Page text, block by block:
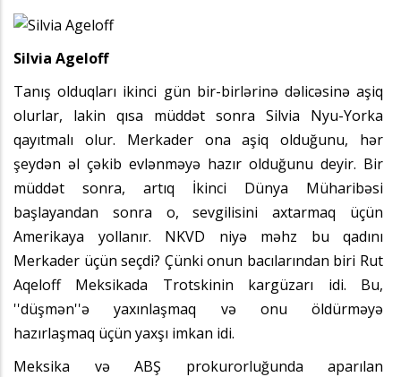
Silvia Ageloff
Tanış olduqları ikinci gün bir-birlərinə dəlicəsinə aşiq
olurlar, lakin qısa müddət sonra Silvia Nyu-Yorka
qayıtmalı olur. Merkader ona aşiq olduğunu, hər
şeydən əl çəkib evlənməyə hazır olduğunu deyir. Bir
müddət sonra, artıq İkinci Dünya Müharibəsi
başlayandan sonra o, sevgilisini axtarmaq üçün
Amerikaya yollanır. NKVD niyə məhz bu qadını
Merkader üçün seçdi? Çünki onun bacılarından biri Rut
Aqeloff Meksikada Trotskinin kargüzarı idi. Bu,
''düşmən''ə yaxınlaşmaq və onu öldürməyə
hazırlaşmaq üçün yaxşı imkan idi.
Meksika və ABŞ prokurorluğunda aparılan